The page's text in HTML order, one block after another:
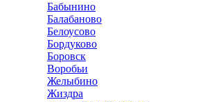
Бабынино
Балабаново
Белоусово
Бордуково
Боровск
Воробьи
Желыбино
Жиздра